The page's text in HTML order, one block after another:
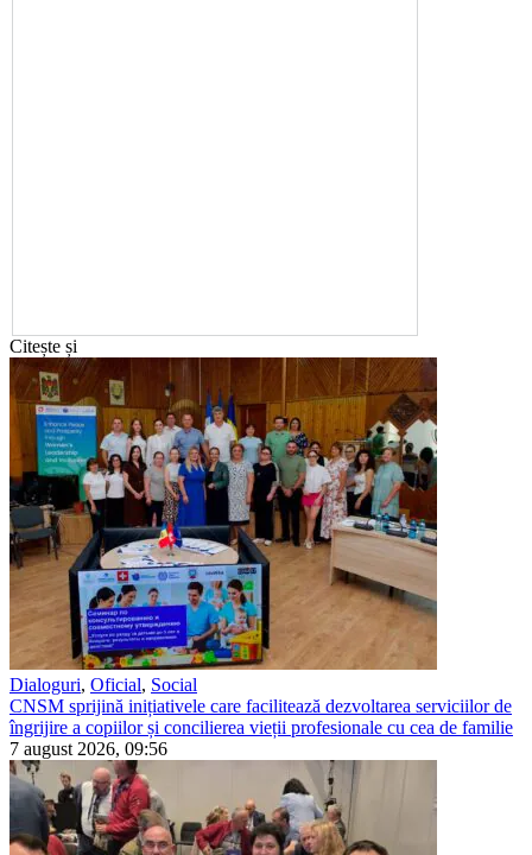
Citește și
Dialoguri, Oficial, Social
CNSM sprijină inițiativele care facilitează dezvoltarea serviciilor de
îngrijire a copiilor și concilierea vieții profesionale cu cea de familie
7 august 2026, 09:56